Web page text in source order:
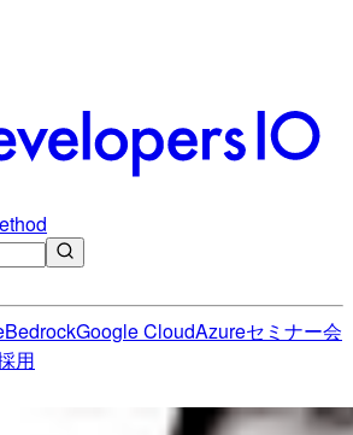
BedrockGoogle CloudAzureセミナー会
用